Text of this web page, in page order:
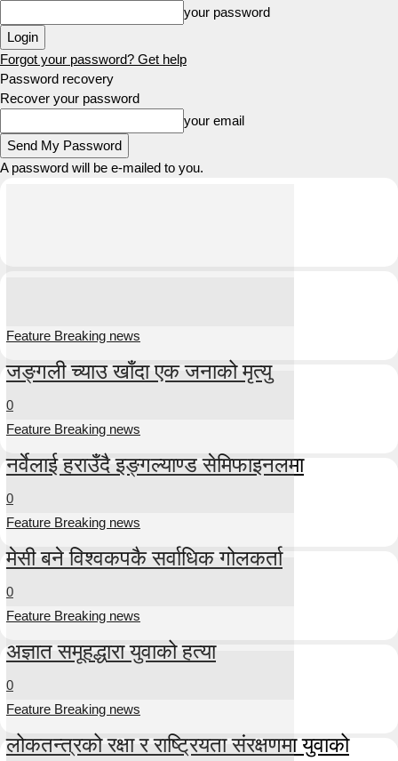
your password
Forgot your password? Get help
Password recovery
Recover your password
your email
A password will be e-mailed to you.
Feature Breaking news
जङ्गली च्याउ खाँदा एक जनाको मृत्यु
0
Feature Breaking news
नर्वेलाई हराउँदै इङ्गल्याण्ड सेमिफाइनलमा
0
Feature Breaking news
मेसी बने विश्वकपकै सर्वाधिक गोलकर्ता
0
Feature Breaking news
अज्ञात समूहद्धारा युवाको हत्या
0
Feature Breaking news
लोकतन्त्रको रक्षा र राष्ट्रियता संरक्षणमा युवाको